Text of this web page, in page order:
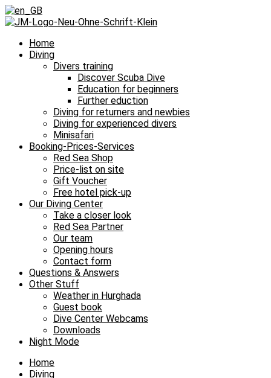
Home
Diving
Divers training
Discover Scuba Dive
Education for beginners
Further eduction
Diving for returners and newbies
Diving for experienced divers
Minisafari
Booking-Prices-Services
Red Sea Shop
Price-list on site
Gift Voucher
Free hotel pick-up
Our Diving Center
Take a closer look
Red Sea Partner
Our team
Opening hours
Contact form
Questions & Answers
Other Stuff
Weather in Hurghada
Guest book
Dive Center Webcams
Downloads
Night Mode
Home
Diving